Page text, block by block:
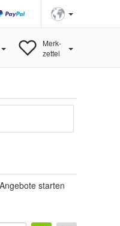
Merk-
zettel
starten